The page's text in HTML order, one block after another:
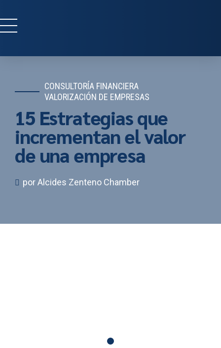
CONSULTORÍA FINANCIERA
VALORIZACIÓN DE EMPRESAS
15 Estrategias que
incrementan el valor
de una empresa
por Alcides Zenteno Chamber